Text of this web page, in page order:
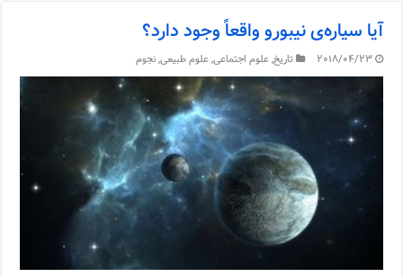
آیا سیاره‌ی نیبورو واقعاً وجود دارد؟
2018/04/23 تاریخ,علوم اجتماعی,علوم طبیعی,نجوم